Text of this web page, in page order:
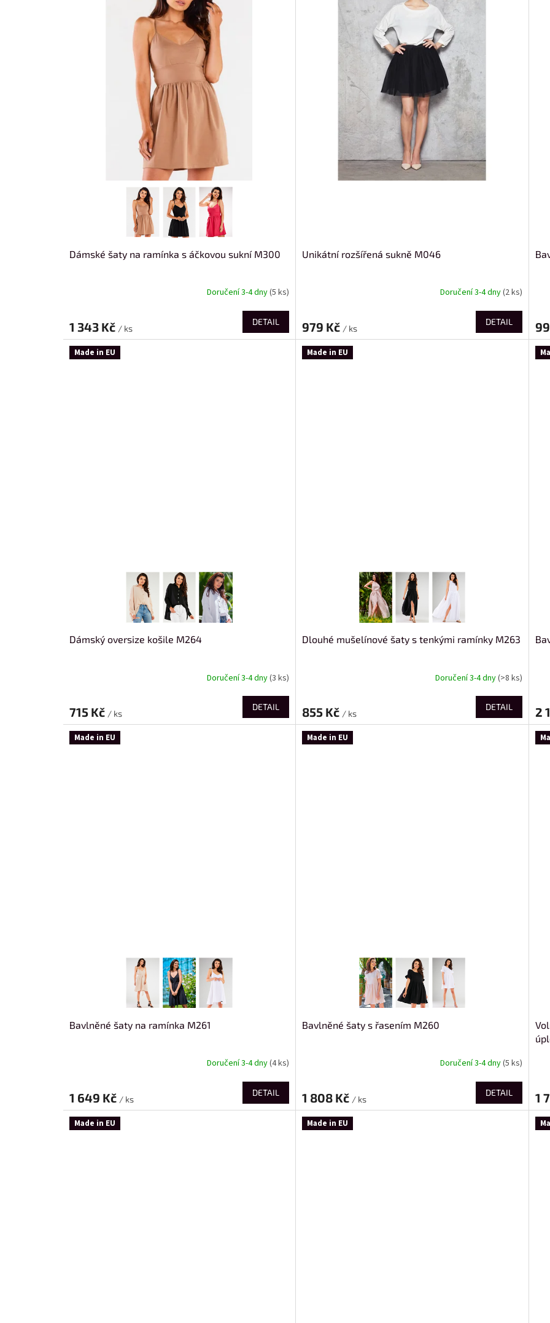
Dámské šaty na ramínka s áčkovou sukní M300
Doručení 3-4 dny(5 ks)
1 343 Kč / ks
DETAIL
Unikátní rozšířená sukně M046
Doručení 3-4 dny(2 ks)
979 Kč / ks
DETAIL
Made in EU
Dámský oversize košile M264
Doručení 3-4 dny(3 ks)
715 Kč / ks
DETAIL
Made in EU
Dlouhé mušelínové šaty s tenkými ramínky M263
Doručení 3-4 dny(>8 ks)
855 Kč / ks
DETAIL 2
Made in EU
Bavlněné šaty na ramínka M261
Doručení 3-4 dny(4 ks)
1 649 Kč / ks
DETAIL
Made in EU
Bavlněné šaty s řasením M260
Doručení 3-4 dny(5 ks)
1 808 Kč / ks
DETAIL 1
Made in EU Made in EU